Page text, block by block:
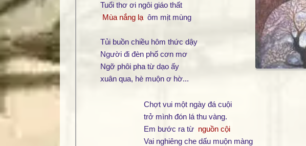
Tuổi thơ ơi ngôi giáo thất
Mùa nắng lạ ôm mịt mùng
Tủi buồn chiều hôm thức dậy
Người đi đèn phố cơn mơ
Ngỡ phôi pha từ dạo ấy
xuân qua, hè muộn ơ hờ...
Chợt vui một ngày đá cuội
trở mình đón lá thu vàng.
Em bước ra từ nguồn cội
Vai nghiêng che dấu muộn màng